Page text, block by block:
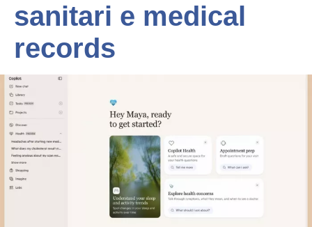
sanitari e medical
records